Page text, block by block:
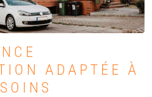
ADAPTÉE À